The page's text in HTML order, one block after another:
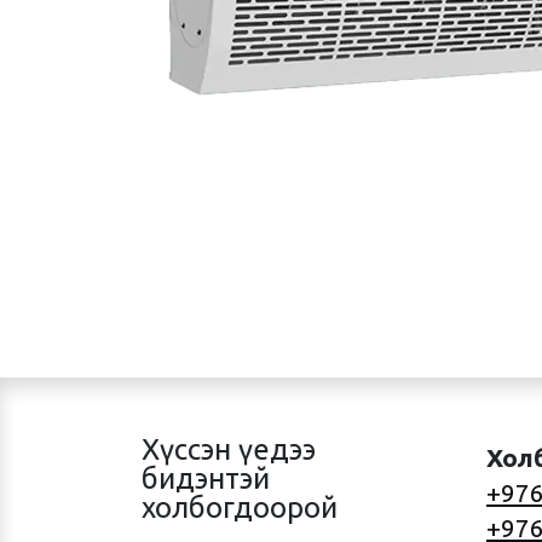
Хүссэн үедээ
бидэнтэй
холбогдоорой